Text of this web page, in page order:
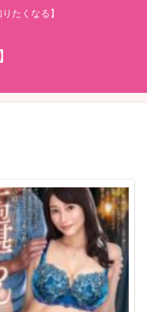
たくなる】